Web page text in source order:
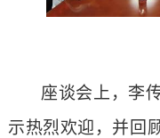
座谈会上，李
示热烈欢迎，并回